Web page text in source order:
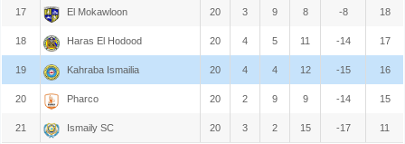
17 El Mokawloon 20 3 9 8 -8 18
18 Haras El Hodood 20 4 5 11 -14 17
19 Kahraba Ismailia 20 4 4 12 -15 16
20 Pharco 20 2 9 9 -14 15
21 Ismaily SC 20 3 2 15 -17 11